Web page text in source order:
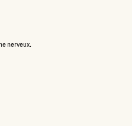
nerveux.